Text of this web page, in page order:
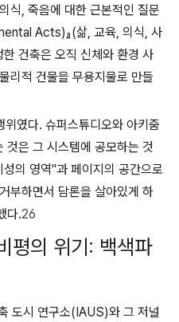
식, 죽음에 대한 근본적인 질문
Acts)』(삶, 교육, 의식, 사
건축은 오직 신체와 환경 사
리적 건물을 무용지물로 만들
였다. 슈퍼스튜디오와 아키줌
것은 그 시스템에 공모하는 것
의 영역"과 페이지의 공간으로
부하면서 담론을 살아있게 하
다.26
평의 위기: 백색파
도시 연구소(IAUS)와 그 저널